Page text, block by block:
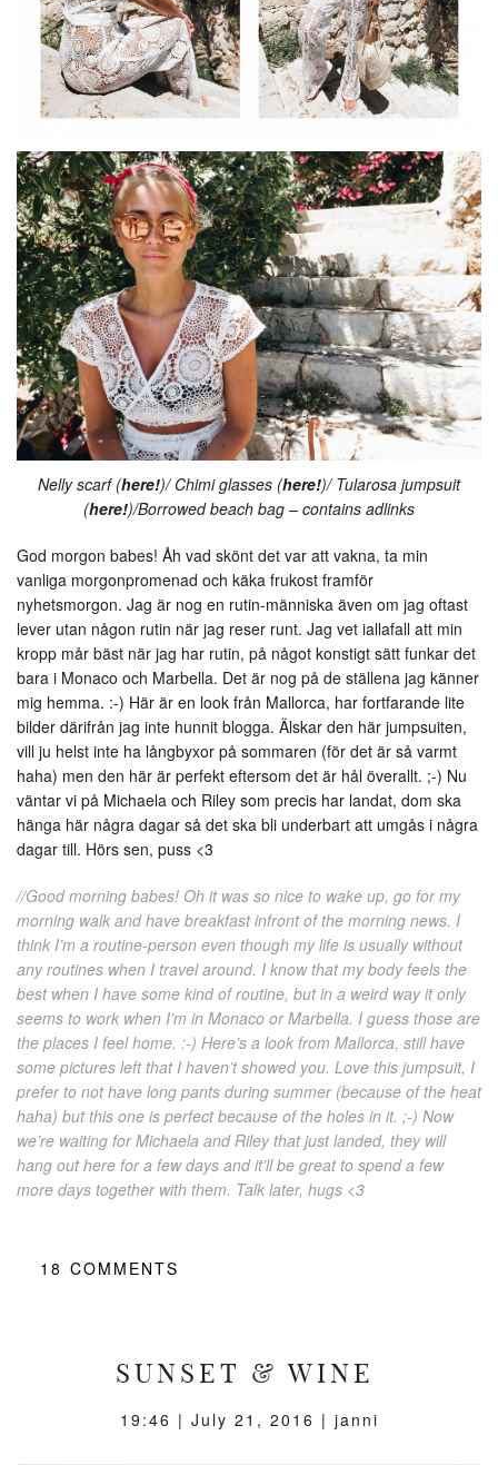
Nelly scarf (here!)/ Chimi glasses (here!)/ Tularosa jumpsuit
(here!)/Borrowed beach bag – contains adlinks
God morgon babes! Åh vad skönt det var att vakna, ta min
vanliga morgonpromenad och käka frukost framför
nyhetsmorgon. Jag är nog en rutin-människa även om jag oftast
lever utan någon rutin när jag reser runt. Jag vet iallafall att min
kropp mår bäst när jag har rutin, på något konstigt sätt funkar det
bara i Monaco och Marbella. Det är nog på de ställena jag känner
mig hemma. :-) Här är en look från Mallorca, har fortfarande lite
bilder därifrån jag inte hunnit blogga. Älskar den här jumpsuiten,
vill ju helst inte ha långbyxor på sommaren (för det är så varmt
haha) men den här är perfekt eftersom det är hål överallt. ;-) Nu
väntar vi på Michaela och Riley som precis har landat, dom ska
hänga här några dagar så det ska bli underbart att umgås i några
dagar till. Hörs sen, puss <3
//Good morning babes! Oh it was so nice to wake up, go for my
morning walk and have breakfast infront of the morning news. I
think I’m a routine-person even though my life is usually without
any routines when I travel around. I know that my body feels the
best when I have some kind of routine, but in a weird way it only
seems to work when I’m in Monaco or Marbella. I guess those are
the places I feel home. :-) Here’s a look from Mallorca, still have
some pictures left that I haven’t showed you. Love this jumpsuit, I
prefer to not have long pants during summer (because of the heat
haha) but this one is perfect because of the holes in it. ;-) Now
we’re waiting for Michaela and Riley that just landed, they will
hang out here for a few days and it’ll be great to spend a few
more days together with them. Talk later, hugs <3
18 COMMENTS
SUNSET & WINE
19:46 | July 21, 2016 | janni